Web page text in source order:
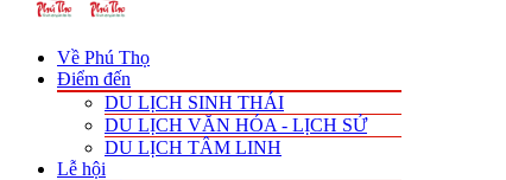
Về Phú Thọ
Điểm đến
DU LỊCH SINH THÁI
DU LỊCH VĂN HÓA - LỊCH SỬ
DU LỊCH TÂM LINH
Lễ hội